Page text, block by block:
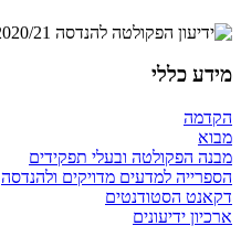
מידע כללי
הקדמה
מבוא
מבנה הפקולטה ובעלי תפקידים
הספרייה למדעים מדויקים ולהנדסה
דקאנט הסטודנטים
ארכיון ידיעונים